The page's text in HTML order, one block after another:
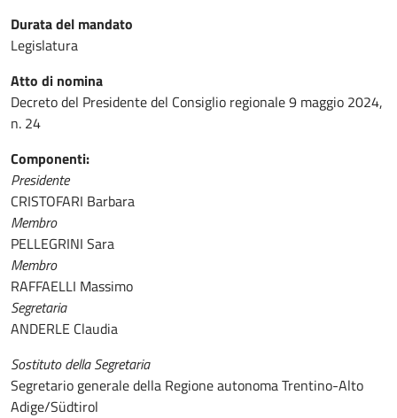
Durata del mandato
Legislatura
Atto di nomina
Decreto del Presidente del Consiglio regionale 9 maggio 2024,
n. 24
Componenti:
Presidente
CRISTOFARI Barbara
Membro
PELLEGRINI Sara
Membro
RAFFAELLI Massimo
Segretaria
ANDERLE Claudia
Sostituto della Segretaria
Segretario generale della Regione autonoma Trentino-Alto
Adige/Südtirol